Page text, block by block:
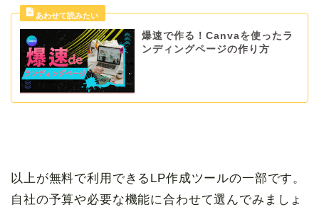
爆速で作る！Canvaを使ったラ
ンディングページの作り方
以上が無料で利用できるLP作成ツールの一部です。
自社の予算や必要な機能に合わせて選んでみましょ